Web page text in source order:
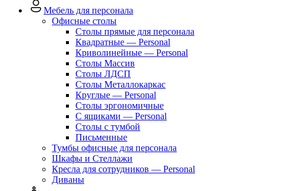
Мебель для персонала
Офисные столы
Столы прямые для персонала
Квадратные — Personal
Криволинейные — Personal
Столы Массив
Столы ЛДСП
Столы Металлокаркас
Круглые — Personal
Столы эргономичные
С ящиками — Personal
Столы с тумбой
Письменные
Тумбы офисные для персонала
Шкафы и Стеллажи
Кресла для сотрудников — Personal
Диваны